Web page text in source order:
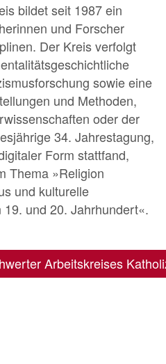
bildet seit 1987 ein
und Forscher
Der Kreis verfolgt
sowie eine
und Methoden,
oder der
34. Jahrestagung,
Form stattfand,
Thema »Religion
und kulturelle
und 20. Jahrhundert«.
Arbeitskreises